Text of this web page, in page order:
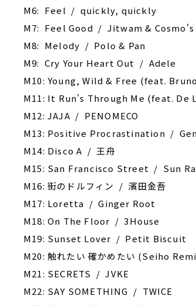
M6: Feel / quickly, quickly
M7: Feel Good / Jitwam &
M8: Melody / Polo & Pan
M9: Cry Your Heart Out / Adele
M10: Young, Wild & Free (feat.
M11: It Run's Through Me (feat. De
M12: JAJA / PENOMECO
M13: Positive Procrastination /
M14: Disco A / 王舟
M15: San Francisco Street / Sun
M16: 街のドルフィン / 濱田金吾
M17: Loretta / Ginger Root
M18: On The Floor / 3House
M19: Sunset Lover / Petit Biscuit
M20: 触れたい 確かめたい (Seiho
M21: SECRETS / JVKE
M22: SAY SOMETHING / TWICE